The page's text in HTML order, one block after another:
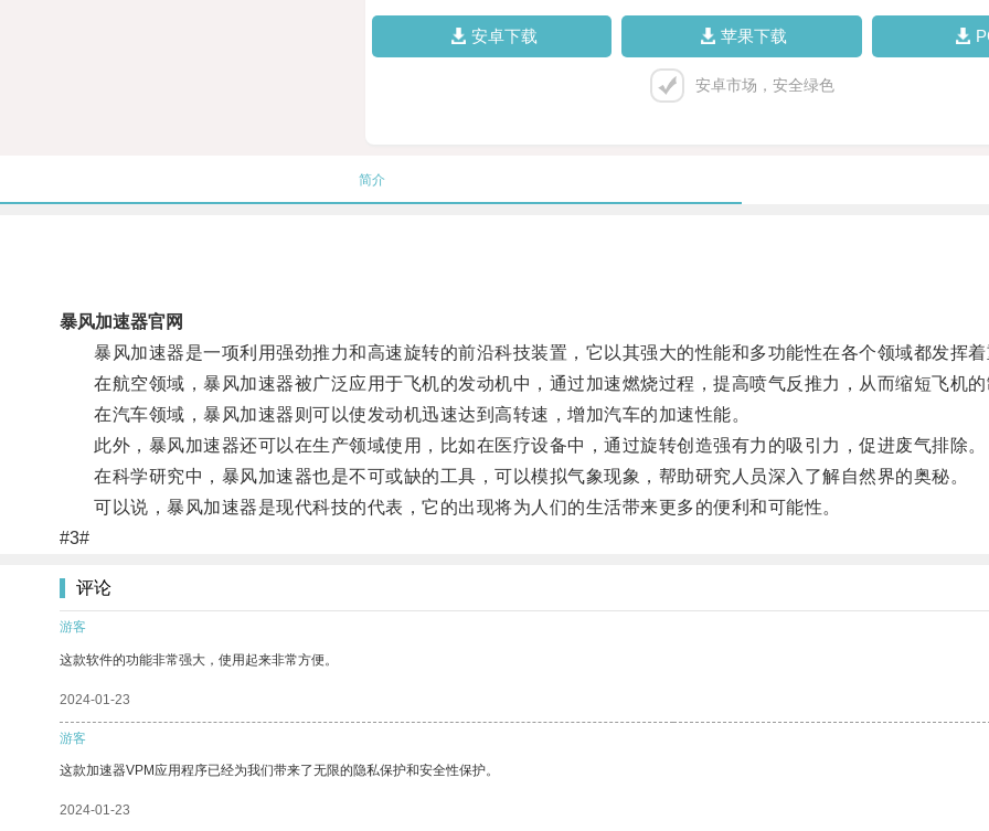
安卓下载 苹果下载
安卓市场，安全绿色
简介
暴风加速器官网
暴风加速器是一项利用强劲推力和高速旋转的前沿科技装置，它以其强大的性能和多功能性在各个领域都发挥着
在航空领域，暴风加速器被广泛应用于飞机的发动机中，通过加速燃烧过程，提高喷气反推力，从而缩短飞机的
在汽车领域，暴风加速器则可以使发动机迅速达到高转速，增加汽车的加速性能。
此外，暴风加速器还可以在生产领域使用，比如在医疗设备中，通过旋转创造强有力的吸引力，促进废气排除。
在科学研究中，暴风加速器也是不可或缺的工具，可以模拟气象现象，帮助研究人员深入了解自然界的奥秘。
可以说，暴风加速器是现代科技的代表，它的出现将为人们的生活带来更多的便利和可能性。
#3#
评论
游客
这款软件的功能非常强大，使用起来非常方便。
2024-01-23
游客
这款加速器VPM应用程序已经为我们带来了无限的隐私保护和安全性保护。
2024-01-23